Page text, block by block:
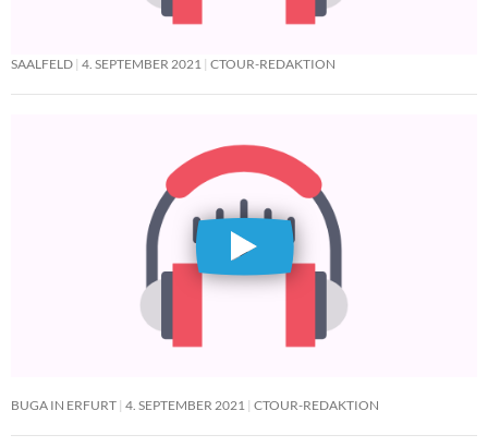
SAALFELD 4. SEPTEMBER 2021 CTOUR-REDAKTION
BUGA IN ERFURT 4. SEPTEMBER 2021 CTOUR-REDAKTION